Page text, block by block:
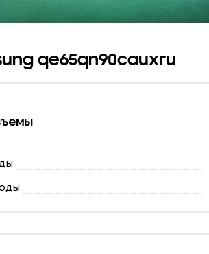
qe65qn90cauxru